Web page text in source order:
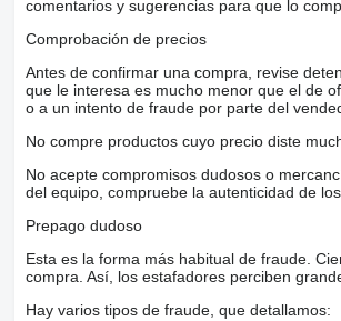
comentarios y sugerencias para que lo
Comprobación de precios
Antes de confirmar una compra, revise
que le interesa es mucho menor que el de
o a un intento de fraude por parte del
No compre productos cuyo precio diste
No acepte compromisos dudosos o
del equipo, compruebe la autenticidad de
Prepago dudoso
Esta es la forma más habitual de fraude.
compra. Así, los estafadores perciben
Hay varios tipos de fraude, que detallamos: